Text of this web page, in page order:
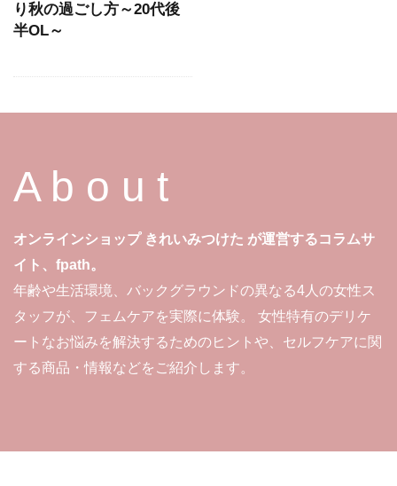
り秋の過ごし方～20代後
半OL～
A b o u t
オンラインショップ きれいみつけた が運営するコラムサ
イト、fpath。
年齢や生活環境、バックグラウンドの異なる4人の女性ス
タッフが、フェムケアを実際に体験。 女性特有のデリケ
ートなお悩みを解決するためのヒントや、セルフケアに関
する商品・情報などをご紹介します。